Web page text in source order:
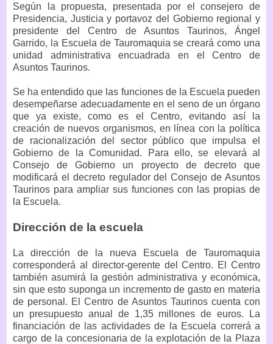
Según la propuesta, presentada por el consejero de
Presidencia, Justicia y portavoz del Gobierno regional y
presidente del Centro de Asuntos Taurinos, Ángel
Garrido, la Escuela de Tauromaquia se creará como una
unidad administrativa encuadrada en el Centro de
Asuntos Taurinos.
Se ha entendido que las funciones de la Escuela pueden
desempeñarse adecuadamente en el seno de un órgano
que ya existe, como es el Centro, evitando así la
creación de nuevos organismos, en línea con la política
de racionalización del sector público que impulsa el
Gobierno de la Comunidad. Para ello, se elevará al
Consejo de Gobierno un proyecto de decreto que
modificará el decreto regulador del Consejo de Asuntos
Taurinos para ampliar sus funciones con las propias de
la Escuela.
Dirección de la escuela
La dirección de la nueva Escuela de Tauromaquia
corresponderá al director-gerente del Centro. El Centro
también asumirá la gestión administrativa y económica,
sin que esto suponga un incremento de gasto en materia
de personal. El Centro de Asuntos Taurinos cuenta con
un presupuesto anual de 1,35 millones de euros. La
financiación de las actividades de la Escuela correrá a
cargo de la concesionaria de la explotación de la Plaza